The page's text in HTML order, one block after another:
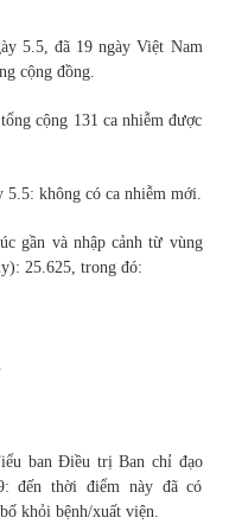
5.5, đã 19 ngày Việt Nam
cộng đồng.
cộng 131 ca nhiễm được
không có ca nhiễm mới.
gần và nhập cảnh từ vùng
25.625, trong đó:
ban Điều trị Ban chỉ đạo
đến thời điểm này đã có
khỏi bệnh/xuất viện.